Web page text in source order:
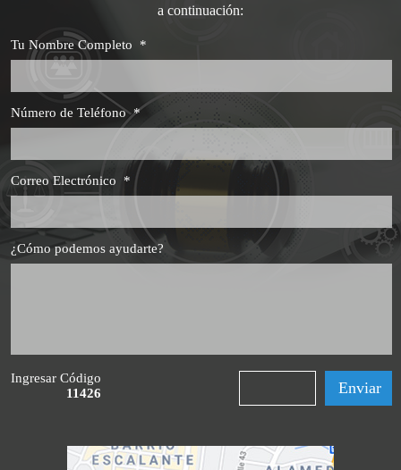
a continuación:
*
Tu Nombre Completo
*
Número de Teléfono
*
Correo Electrónico
¿Cómo podemos ayudarte?
Ingresar Código
11426